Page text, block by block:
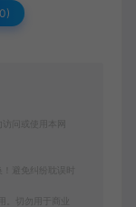
)
问或使用本网
避免纠纷耽误时
。切勿用于商业